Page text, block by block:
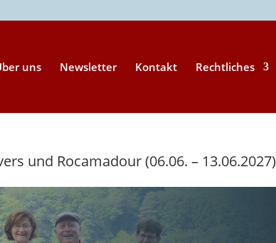
uns Newsletter Kontakt Rechtliches
und Rocamadour (06.06. – 13.06.2027)